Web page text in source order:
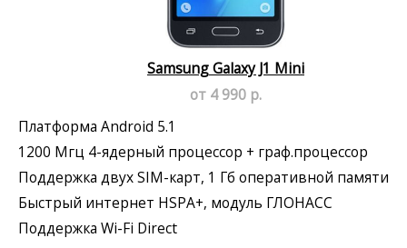
Samsung Galaxy J1 Mini
от 4 990 р.
Платформа Android 5.1
1200 Мгц 4-ядерный процессор + граф.процессор
Поддержка двух SIM-карт, 1 Гб оперативной памяти
Быстрый интернет HSPA+, модуль ГЛОНАСС
Поддержка Wi-Fi Direct